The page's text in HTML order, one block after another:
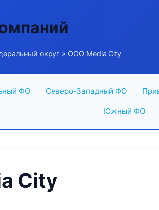
округ » ООО Media City
ФО Северо-Западный ФО
Южный ФО
City